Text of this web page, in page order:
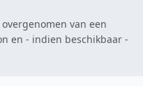
van een
en - indien beschikbaar -